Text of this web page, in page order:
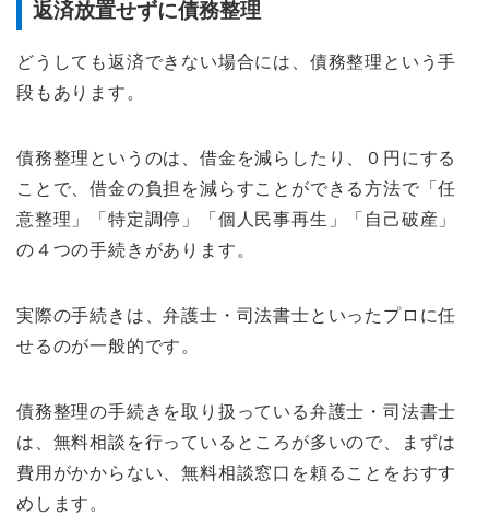
返済放置せずに債務整理
どうしても返済できない場合には、債務整理という手
段もあります。
債務整理というのは、借金を減らしたり、０円にする
ことで、借金の負担を減らすことができる方法で「任
意整理」「特定調停」「個人民事再生」「自己破産」
の４つの手続きがあります。
実際の手続きは、弁護士・司法書士といったプロに任
せるのが一般的です。
債務整理の手続きを取り扱っている弁護士・司法書士
は、無料相談を行っているところが多いので、まずは
費用がかからない、無料相談窓口を頼ることをおすす
めします。